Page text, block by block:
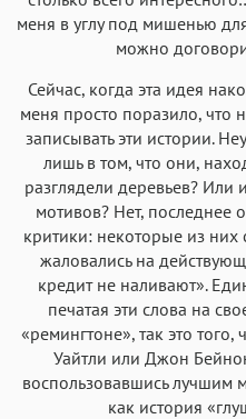
меня в углу под мишенью
можно
Сейчас, когда эта идея
меня просто поразило, что
записывать эти истории.
лишь в том, что они,
разглядели деревьев? Или
мотивов? Нет, последнее
критики: некоторые из
жаловались на
кредит не наливают».
печатая эти слова на
«ремингтоне», так это
Уайтли или Джон
воспользовавшись лучшим
как история